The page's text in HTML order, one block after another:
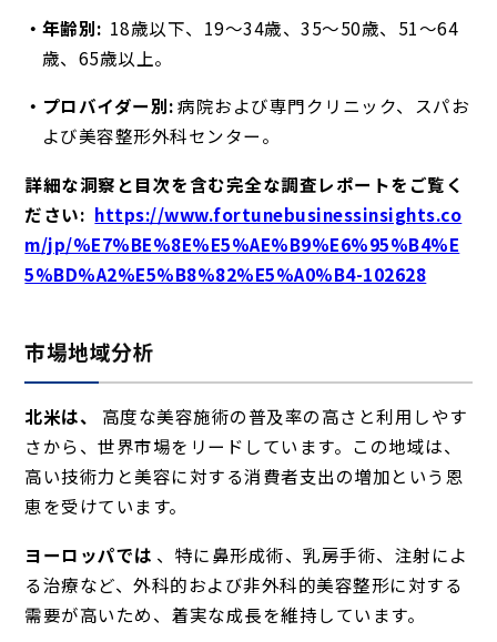
年齢別: 18歳以下、19～34歳、35～50歳、51～64
歳、65歳以上。
プロバイダー別:病院および専門クリニック、スパお
よび美容整形外科センター。
詳細な洞察と目次を含む完全な調査レポートをご覧く
ださい: https://www.fortunebusinessinsights.co
m/jp/%E7%BE%8E%E5%AE%B9%E6%95%B4%E
5%BD%A2%E5%B8%82%E5%A0%B4-102628
市場地域分析
北米は、
高度な美容施術の普及率の高さと利用しやす
さから、世界市場をリードしています。この地域は、
高い技術力と美容に対する消費者支出の増加という恩
恵を受けています。
ヨーロッパでは 、特に鼻形成術、乳房手術、注射によ
る治療など、外科的および非外科的美容整形に対する
需要が高いため、着実な成長を維持しています。